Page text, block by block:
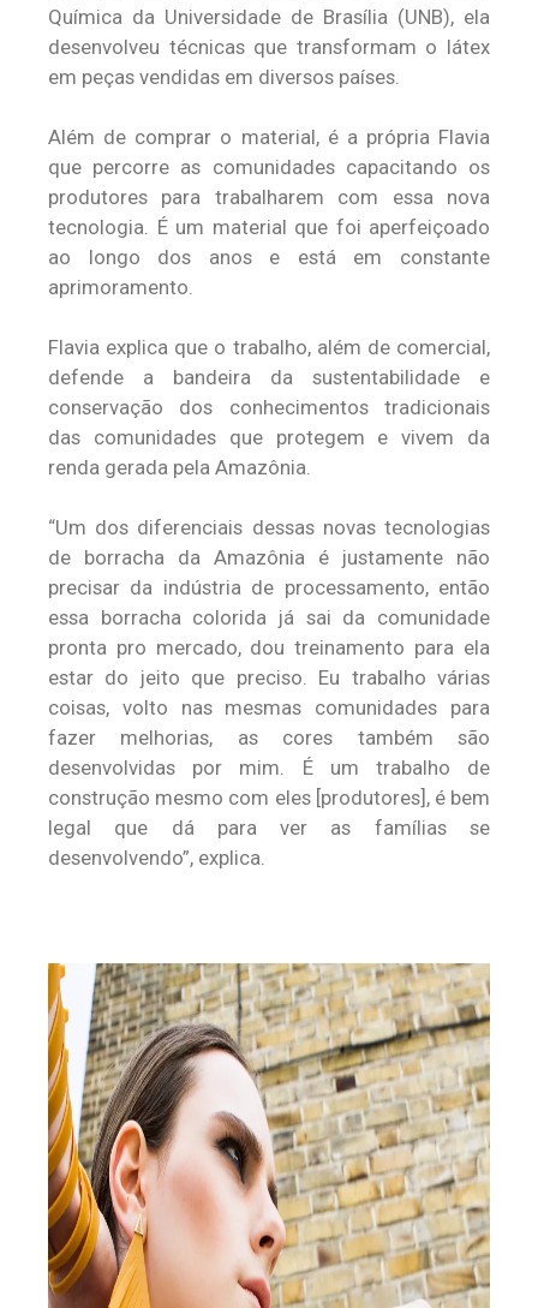
Química da Universidade de Brasília (UNB), ela
desenvolveu técnicas que transformam o látex
em peças vendidas em diversos países.
Além de comprar o material, é a própria Flavia
que percorre as comunidades capacitando os
produtores para trabalharem com essa nova
tecnologia. É um material que foi aperfeiçoado
ao longo dos anos e está em constante
aprimoramento.
Flavia explica que o trabalho, além de comercial,
defende a bandeira da sustentabilidade e
conservação dos conhecimentos tradicionais
das comunidades que protegem e vivem da
renda gerada pela Amazônia.
“Um dos diferenciais dessas novas tecnologias
de borracha da Amazônia é justamente não
precisar da indústria de processamento, então
essa borracha colorida já sai da comunidade
pronta pro mercado, dou treinamento para ela
estar do jeito que preciso. Eu trabalho várias
coisas, volto nas mesmas comunidades para
fazer melhorias, as cores também são
desenvolvidas por mim. É um trabalho de
construção mesmo com eles [produtores], é bem
legal que dá para ver as famílias se
desenvolvendo”, explica.